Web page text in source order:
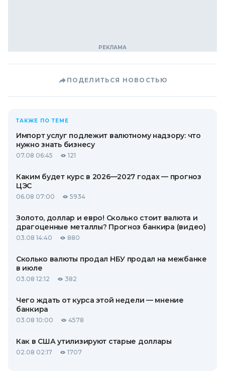
ПОДЕЛИТЬСЯ НОВОСТЬЮ
ТАКЖЕ ПО ТЕМЕ
Импорт услуг подлежит валютному надзору: что
нужно знать бизнесу
07.08 06:45 121
Каким будет курс в 2026—2027 годах — прогноз
ЦЭС
06.08 07:00 5934
Золото, доллар и евро! Сколько стоит валюта и
драгоценные металлы? Прогноз банкира (видео)
03.08 14:40 880
Сколько валюты продал НБУ продал на межбанке
в июле
03.08 12:12 382
Чего ждать от курса этой недели — мнение
банкира
03.08 10:00 4578
Как в США утилизируют старые доллары
02.08 02:17 1707